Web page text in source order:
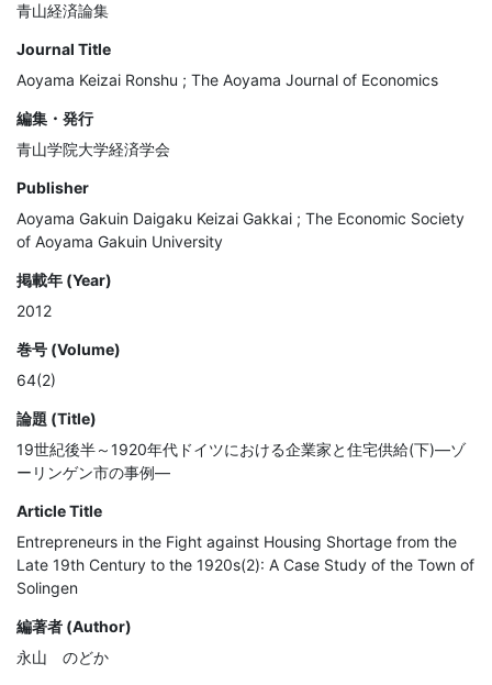
青山経済論集
Journal Title
Aoyama Keizai Ronshu ; The Aoyama Journal of Economics
編集・発行
青山学院大学経済学会
Publisher
Aoyama Gakuin Daigaku Keizai Gakkai ; The Economic Society
of Aoyama Gakuin University
掲載年 (Year)
2012
巻号 (Volume)
64(2)
論題 (Title)
19世紀後半～1920年代ドイツにおける企業家と住宅供給(下)―ゾ
ーリンゲン市の事例―
Article Title
Entrepreneurs in the Fight against Housing Shortage from the
Late 19th Century to the 1920s(2): A Case Study of the Town of
Solingen
編著者 (Author)
永山 のどか